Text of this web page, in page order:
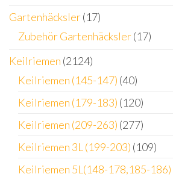
Gartenhäcksler(17)
Zubehör Gartenhäcksler(17)
Keilriemen (2124)
Keilriemen (145-147) (40)
Keilriemen (179-183) (120)
Keilriemen (209-263) (277)
Keilriemen 3L (199-203) (109)
Keilriemen 5L(148-178,185-186)